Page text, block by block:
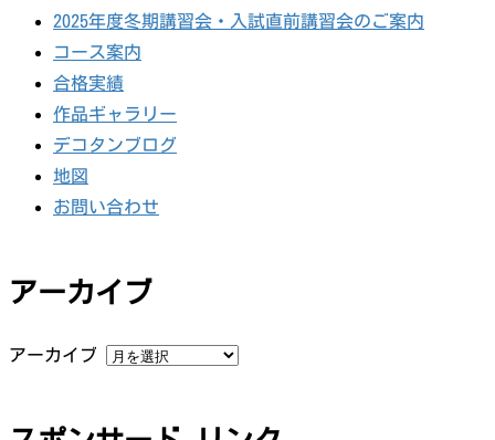
2025年度冬期講習会・入試直前講習会のご案内
コース案内
合格実績
作品ギャラリー
デコタンブログ
地図
お問い合わせ
アーカイブ
アーカイブ